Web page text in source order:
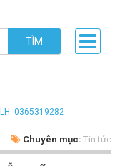
TÌM
0365319282
Chuyên mục: Tin tức